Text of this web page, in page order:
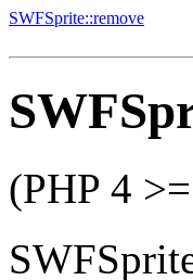
SWFSprite::remove
(PHP 4